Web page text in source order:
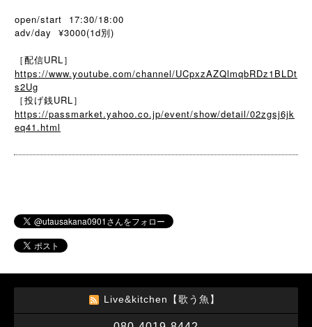
open/start 17:30/18:00
adv/day ¥3000(1d別)
［配信URL］
https://www.youtube.com/channel/UCpxzAZQlmqbRDz1BLDt
s2Ug
［投げ銭URL］
https://passmarket.yahoo.co.jp/event/show/detail/02zgsj6jk
eq41.html
Live&kitchen【歌う魚】